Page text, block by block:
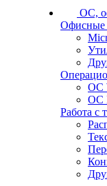
ОС,
Офисные
ОС
ОС
Работа с